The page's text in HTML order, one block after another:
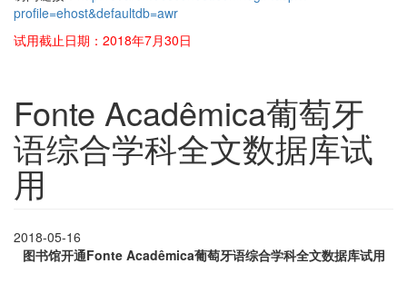
profile=ehost&defaultdb=awr
试用截止日期：2018年7月30日
Fonte Acadêmica葡萄牙
语综合学科全文数据库试
用
2018-05-16
图书馆开通Fonte Acadêmica葡萄牙语综合学科全文数据库试用